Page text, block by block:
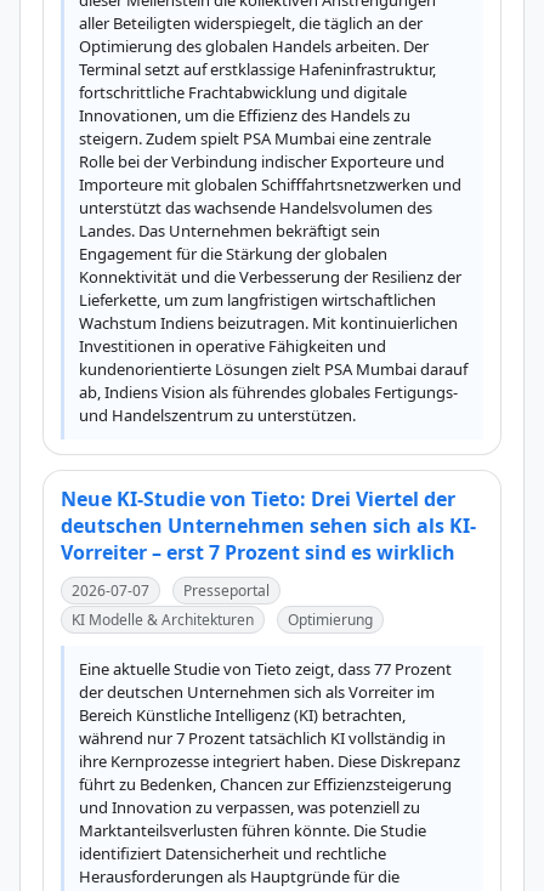
aller Beteiligten widerspiegelt, die täglich an der
Optimierung des globalen Handels arbeiten. Der
Terminal setzt auf erstklassige Hafeninfrastruktur,
fortschrittliche Frachtabwicklung und digitale
Innovationen, um die Effizienz des Handels zu
steigern. Zudem spielt PSA Mumbai eine zentrale
Rolle bei der Verbindung indischer Exporteure und
Importeure mit globalen Schifffahrtsnetzwerken und
unterstützt das wachsende Handelsvolumen des
Landes. Das Unternehmen bekräftigt sein
Engagement für die Stärkung der globalen
Konnektivität und die Verbesserung der Resilienz der
Lieferkette, um zum langfristigen wirtschaftlichen
Wachstum Indiens beizutragen. Mit kontinuierlichen
Investitionen in operative Fähigkeiten und
kundenorientierte Lösungen zielt PSA Mumbai darauf
ab, Indiens Vision als führendes globales Fertigungs-
und Handelszentrum zu unterstützen.
Neue KI-Studie von Tieto: Drei Viertel der
deutschen Unternehmen sehen sich als KI-
Vorreiter – erst 7 Prozent sind es wirklich
2026-07-07
Presseportal
KI Modelle & Architekturen
Optimierung
Eine aktuelle Studie von Tieto zeigt, dass 77 Prozent
der deutschen Unternehmen sich als Vorreiter im
Bereich Künstliche Intelligenz (KI) betrachten,
während nur 7 Prozent tatsächlich KI vollständig in
ihre Kernprozesse integriert haben. Diese Diskrepanz
führt zu Bedenken, Chancen zur Effizienzsteigerung
und Innovation zu verpassen, was potenziell zu
Marktanteilsverlusten führen könnte. Die Studie
identifiziert Datensicherheit und rechtliche
Herausforderungen als Hauptgründe für die